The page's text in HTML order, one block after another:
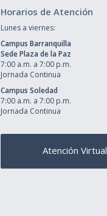
Horarios de Atención
Lunes a viernes:
Campus Barranquilla
Sede Plaza de la Paz
7:00 a.m. a 7:00 p.m.
Jornada Continua
Campus Soledad
7:00 a.m. a 7:00 p.m.
Jornada Continua
Atención Virtual